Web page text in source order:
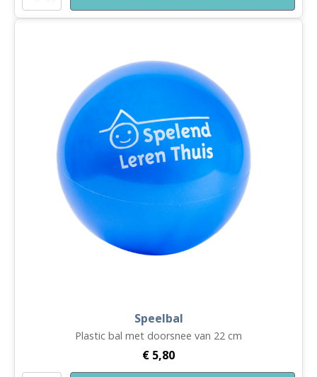
Speelbal
Plastic bal met doorsnee van 22 cm
€ 5,80